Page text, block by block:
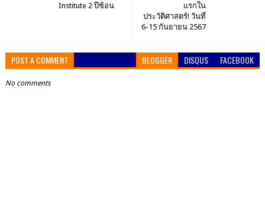
แรกใน
ประวัติศาสตร์! วันที่
6-15 กันยายน 2567
Institute 2 ปีซ้อน
POST A COMMENT BLOGGER DISQUS FACEBOOK
No comments